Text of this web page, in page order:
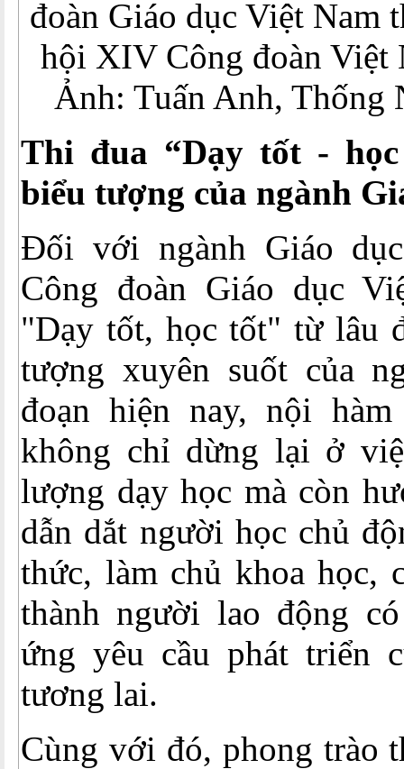
đoàn Giáo dục Việt Nam
hội XIV Công đoàn Việt
Ảnh: Tuấn Anh, Thống
Thi đua “Dạy tốt -
biểu tượng của ngành
Đối với ngành Giáo
Công đoàn Giáo dục
"Dạy tốt, học tốt" từ lâu
tượng xuyên suốt của
đoạn hiện nay, nội
không chỉ dừng lại ở
lượng dạy học mà còn
dẫn dắt người học chủ
thức, làm chủ khoa học,
thành người lao động
ứng yêu cầu phát triển
tương lai.
Cùng với đó, phong trào